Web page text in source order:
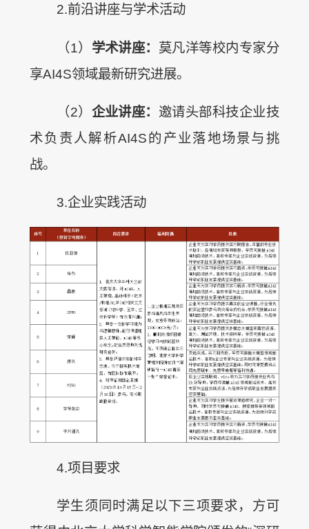
2.前沿讲座与学术活动
（1） 学术讲座： 莫凡洋等校内专家分
享AI4S领域最新研究进展。
（2） 企业讲座： 邀请头部科技企业技
术负责人解析AI4S的产业落地场景与挑
战。
3.企业实践活动
4.项目要求
学生须同时满足以下三项要求，方可